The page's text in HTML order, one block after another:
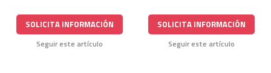
SOLICITA INFORMACIÓN
Seguir este artículo
SOLICITA INFORMACIÓN
Seguir este artículo